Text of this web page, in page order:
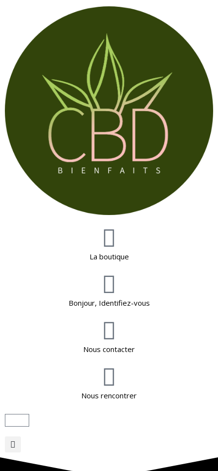
La boutique
Bonjour, Identifiez-vous
Nous contacter
Nous rencontrer